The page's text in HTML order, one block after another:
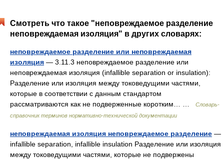
Смотреть что такое "неповреждаемое разделение
неповреждаемая изоляция" в других словарях:
неповреждаемое разделение или неповреждаемая
изоляция — 3.11.3 неповреждаемое разделение или
неповреждаемая изоляция (infallible separation or insulation):
Разделение или изоляция между токоведущими частями,
которые в соответствии с данным стандартом
рассматриваются как не подверженные коротким… …
Словарь-
справочник терминов нормативно-технической документации
неповреждаемая изоляция неповреждаемое разделение —
infallible separation, infallible insulation Разделение или изоляция
между токоведущими частями, которые не подвержены